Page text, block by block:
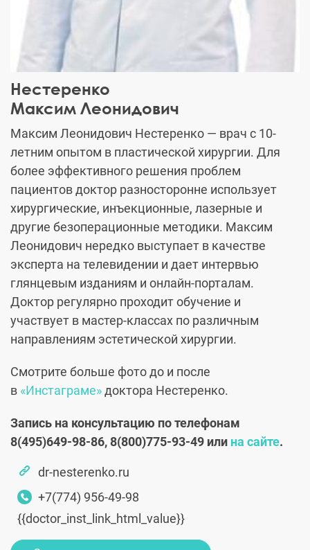
Нестеренко
Максим Леонидович
Максим Леонидович Нестеренко — врач с 10-
летним опытом в пластической хирургии. Для
более эффективного решения проблем
пациентов доктор разносторонне использует
хирургические, инъекционные, лазерные и
другие безоперационные методики. Максим
Леонидович нередко выступает в качестве
эксперта на телевидении и дает интервью
глянцевым изданиям и онлайн-порталам.
Доктор регулярно проходит обучение и
участвует в мастер-классах по различным
направлениям эстетической хирургии.
Смотрите больше фото до и после
в «Инстаграме»доктора Нестеренко.
Запись на консультацию по телефонам
8(495)649-98-86, 8(800)775-93-49 или на сайте.
dr-nesterenko.ru
+7(774) 956-49-98
{{doctor_inst_link_html_value}}